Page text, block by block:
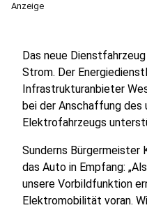
Anzeige
Das neue
Strom. Der
Infrastrukturanbieter
bei der Anschaffung
Elektrofahrzeugs
Sunderns Bürgermeister
das Auto in Empfang:
unsere Vorbildfunktion
Elektromobilität voran.